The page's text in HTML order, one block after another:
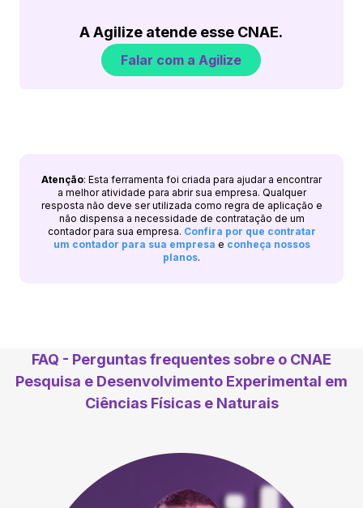
A Agilize atende esse CNAE.
Falar com a Agilize
Atenção: Esta ferramenta foi criada para ajudar a encontrar
a melhor atividade para abrir sua empresa. Qualquer
resposta não deve ser utilizada como regra de aplicação e
não dispensa a necessidade de contratação de um
contador para sua empresa. Confira por que contratar
um contador para sua empresa e conheça nossos
planos.
FAQ - Perguntas frequentes sobre o CNAE
Pesquisa e Desenvolvimento Experimental em
Ciências Físicas e Naturais